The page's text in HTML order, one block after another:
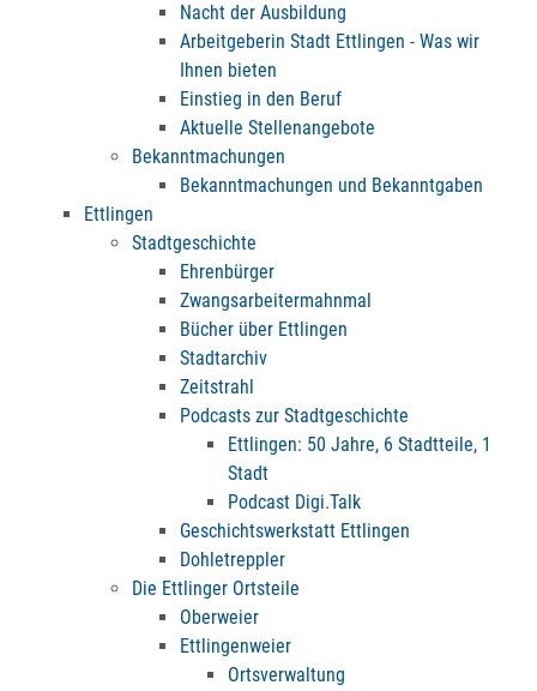
Nacht der Ausbildung
Arbeitgeberin Stadt Ettlingen - Was wir
Ihnen bieten
Einstieg in den Beruf
Aktuelle Stellenangebote
Bekanntmachungen
Bekanntmachungen und Bekanntgaben
Ettlingen
Stadtgeschichte
Ehrenbürger
Zwangsarbeitermahnmal
Bücher über Ettlingen
Stadtarchiv
Zeitstrahl
Podcasts zur Stadtgeschichte
Ettlingen: 50 Jahre, 6 Stadtteile, 1
Stadt
Podcast Digi.Talk
Geschichtswerkstatt Ettlingen
Dohletreppler
Die Ettlinger Ortsteile
Oberweier
Ettlingenweier
Ortsverwaltung